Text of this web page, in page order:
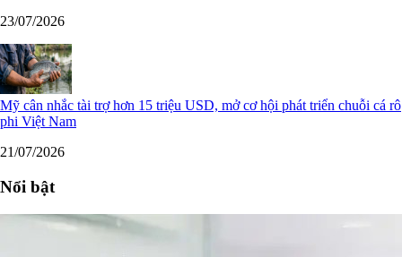
23/07/2026
Mỹ cân nhắc tài trợ hơn 15 triệu USD, mở cơ hội phát triển chuỗi cá rô
phi Việt Nam
21/07/2026
Nổi bật